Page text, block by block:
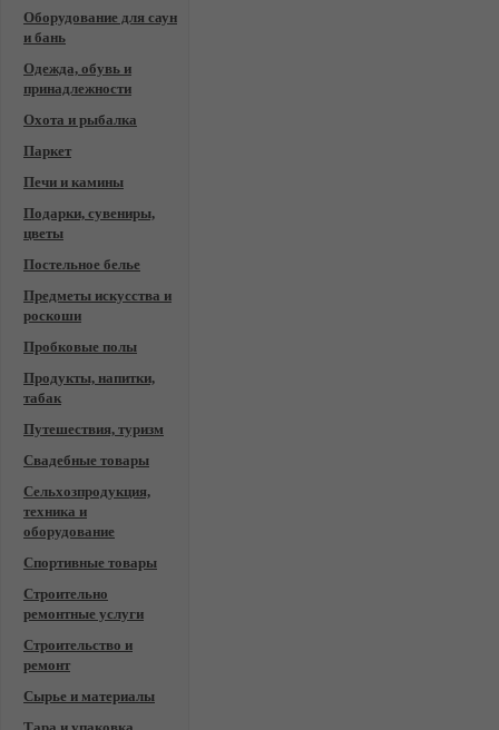
Оборудование для саун
и бань
Одежда, обувь и
принадлежности
Охота и рыбалка
Паркет
Печи и камины
Подарки, сувениры,
цветы
Постельное белье
Предметы искусства и
роскоши
Пробковые полы
Продукты, напитки,
табак
Путешествия, туризм
Свадебные товары
Сельхозпродукция,
техника и
оборудование
Спортивные товары
Строительно
ремонтные услуги
Строительство и
ремонт
Сырье и материалы